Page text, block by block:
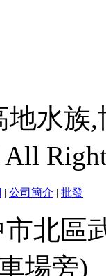
地水族
| 公司簡介 | 批發
北區
場旁)